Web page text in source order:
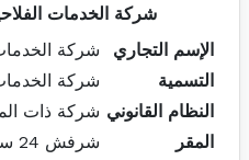
شركة الخدمات
الإسم التجاري
شركة
التسمية
شركة
النظام القانوني شركة ذات
المقر
شرفش 24 سيدي ثابت